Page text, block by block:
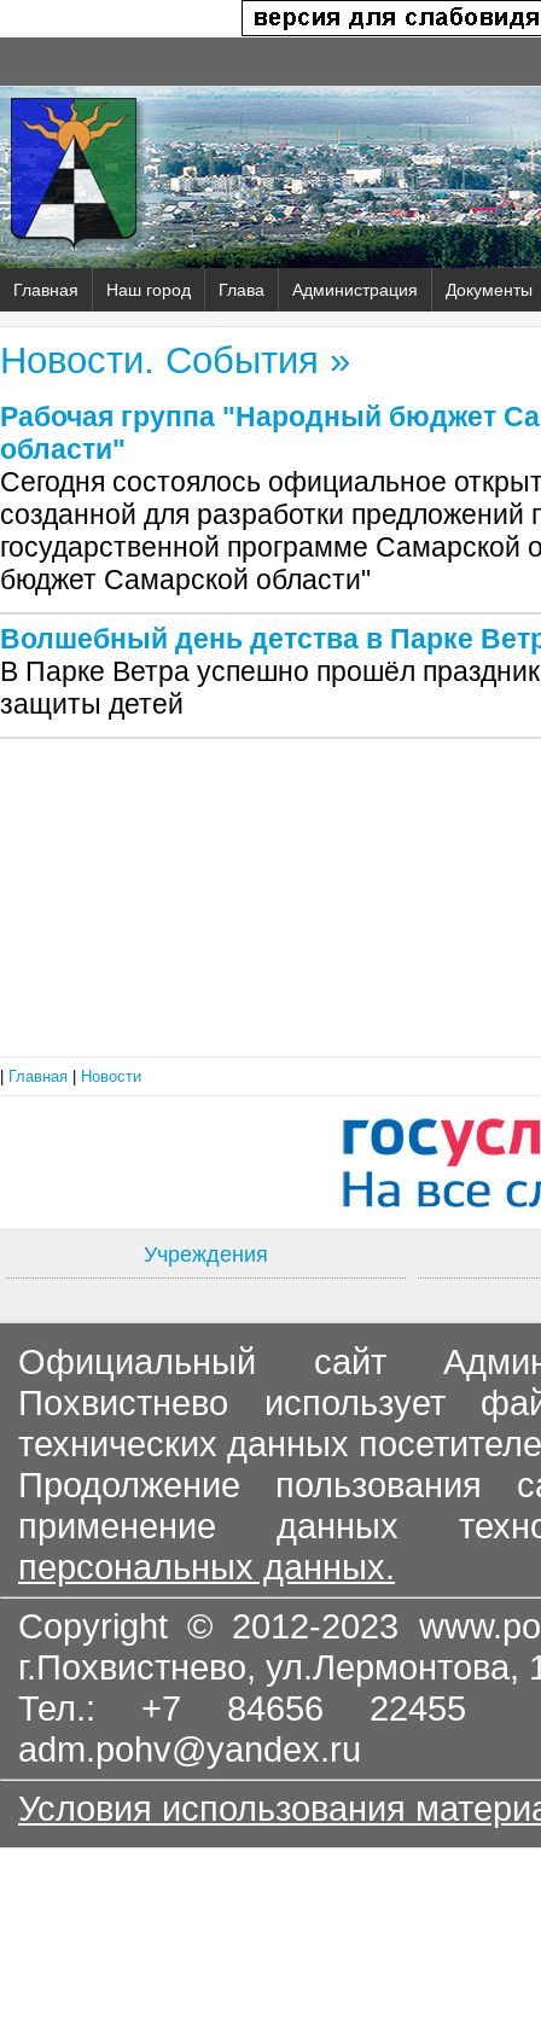
Главная Наш город Глава Администрация Документы
Новости. События »
Рабочая группа "Народный бюджет
области"
Сегодня состоялось официальное
созданной для разработки предложений
государственной программе Самарской
бюджет Самарской области"
Волшебный день детства в Парке
В Парке Ветра успешно прошёл
защиты детей
Главная Новости
Учреждения
Официальный сайт
Похвистнево использует
технических данных
Продолжение пользования
применение данных
персональных данных.
Copyright © 2012-2023
г.Похвистнево, ул.Лермонтова,
Тел.: +7 84656
adm.pohv@yandex.ru
Условия использования